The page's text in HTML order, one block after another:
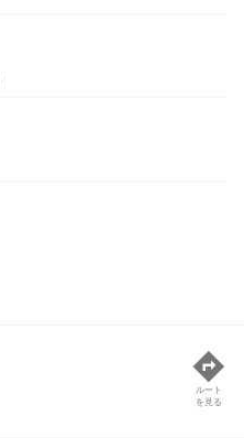
ルート
を見る